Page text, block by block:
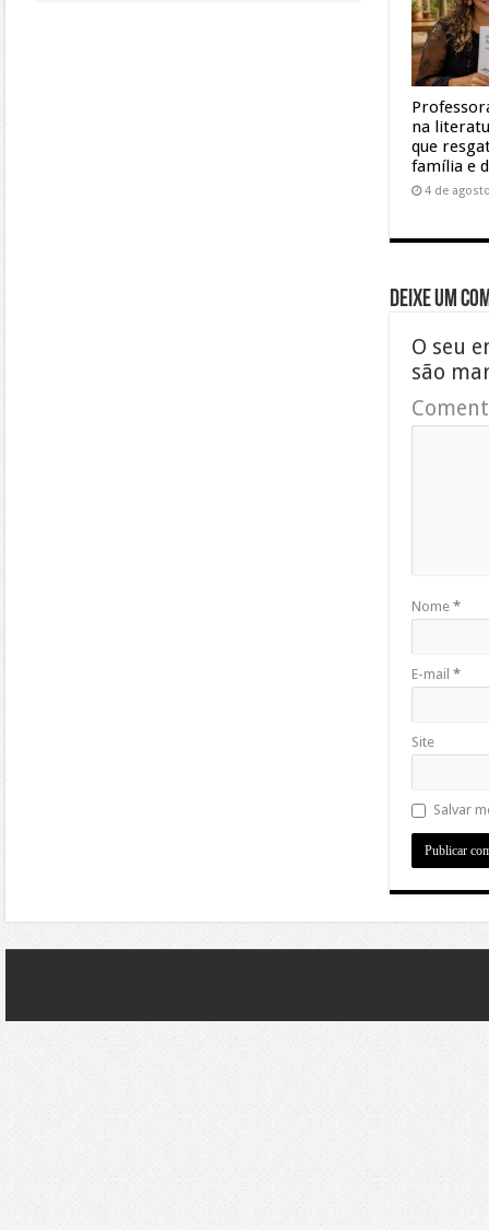
na
que
família e
4 de
Deixe um
O seu
são
Nome *
E-mail *
Site
Salvar